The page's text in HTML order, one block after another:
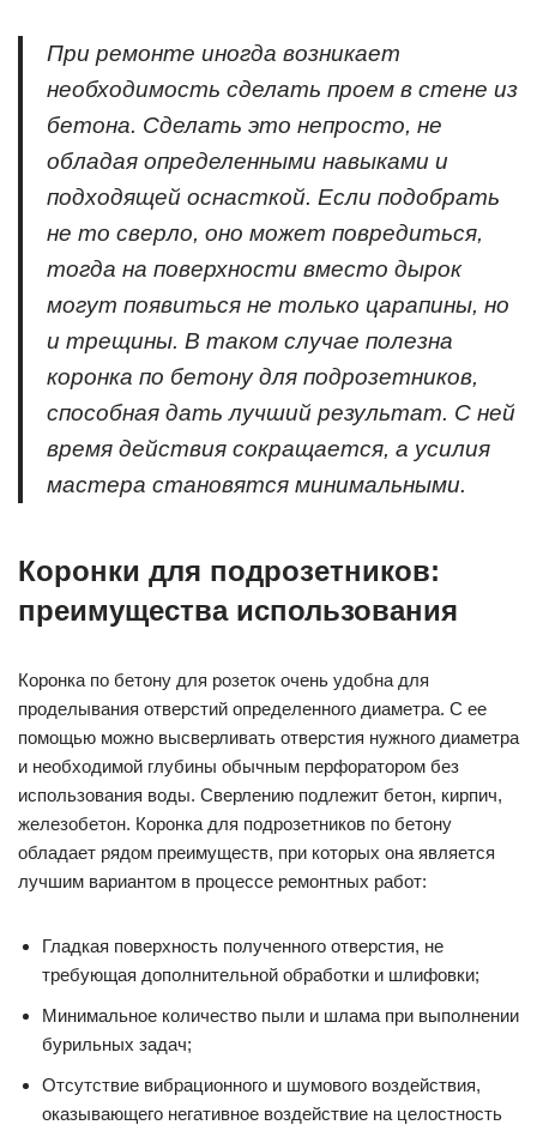
При ремонте иногда возникает
необходимость сделать проем в стене из
бетона. Сделать это непросто, не
обладая определенными навыками и
подходящей оснасткой. Если подобрать
не то сверло, оно может повредиться,
тогда на поверхности вместо дырок
могут появиться не только царапины, но
и трещины. В таком случае полезна
коронка по бетону для подрозетников,
способная дать лучший результат. С ней
время действия сокращается, а усилия
мастера становятся минимальными.
Коронки для подрозетников:
преимущества использования
Коронка по бетону для розеток очень удобна для
проделывания отверстий определенного диаметра. С ее
помощью можно высверливать отверстия нужного диаметра
и необходимой глубины обычным перфоратором без
использования воды. Сверлению подлежит бетон, кирпич,
железобетон. Коронка для подрозетников по бетону
обладает рядом преимуществ, при которых она является
лучшим вариантом в процессе ремонтных работ:
Гладкая поверхность полученного отверстия, не
требующая дополнительной обработки и шлифовки;
Минимальное количество пыли и шлама при выполнении
бурильных задач;
Отсутствие вибрационного и шумового воздействия,
оказывающего негативное воздействие на целостность